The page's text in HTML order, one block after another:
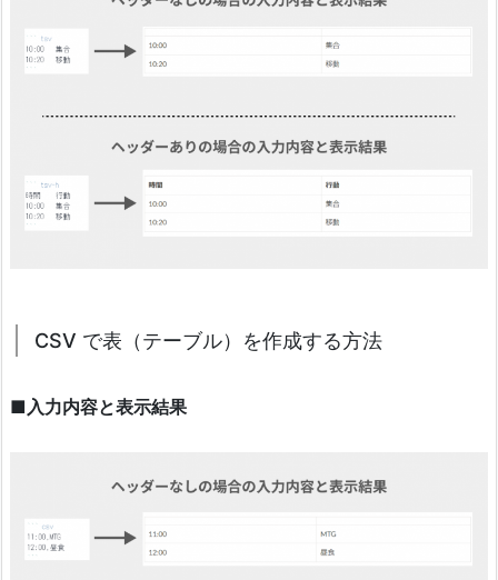
CSV で表（テーブル）を作成する方法
■入力内容と表示結果